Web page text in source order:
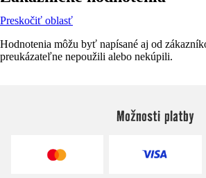
Preskočiť oblasť
Hodnotenia môžu byť napísané aj od
preukázateľne nepoužili alebo nekúpili.
Možnosti platby